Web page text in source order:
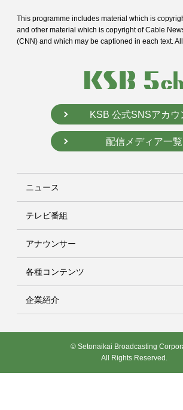
This programme includes material which is
and other material which is copyright of Cable
(CNN) and which may be captioned in each text.
KSB 公式SNSアカウ
配信メディア一覧
ニュース
テレビ番組
アナウンサー
各種コンテンツ
企業紹介
© Setonaikai Broadcasting
All Rights Reserved.